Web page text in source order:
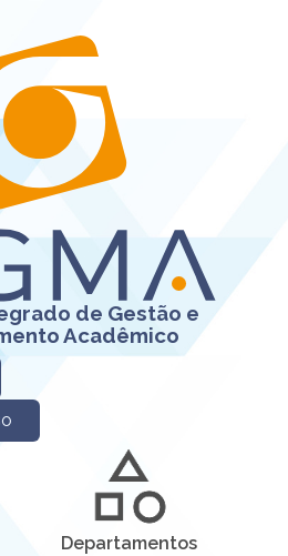
de Gestão e
Acadêmico
Departamentos